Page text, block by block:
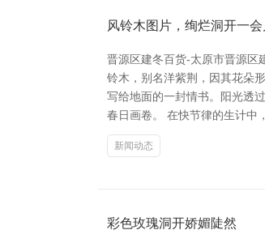
风铃木图片，绚烂洞开一会
晋源区建冬百货-太原市晋源区
铃木，别名洋紫荆，因其花朵
写给地面的一封情书。阳光透
春日画卷。 在快节律的生计中
新闻动态
彩色玫瑰洞开娇媚陡然